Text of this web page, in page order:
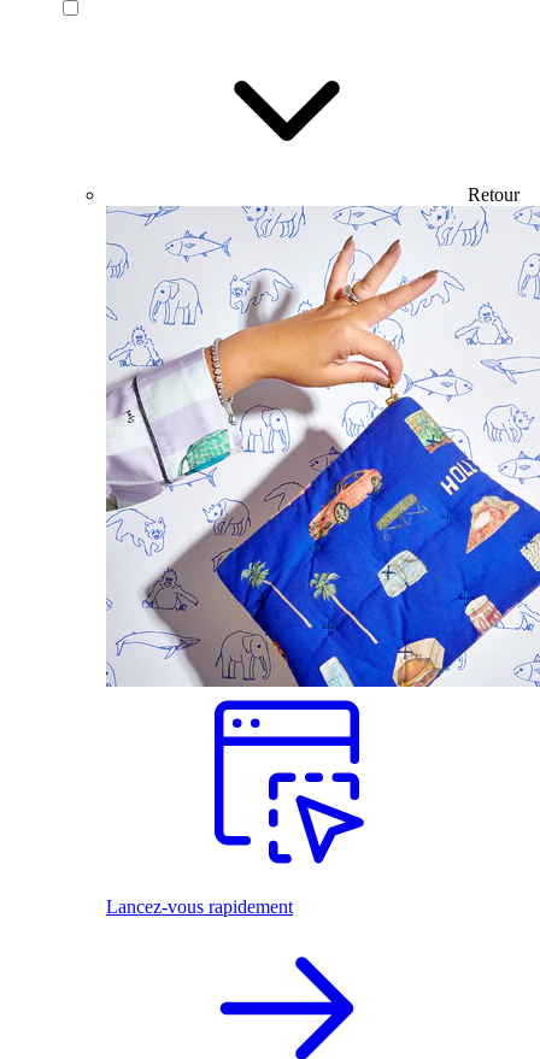
Retour
Lancez-vous rapidement